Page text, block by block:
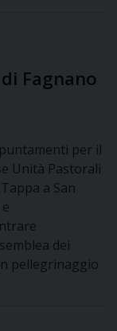
Fagnano
per il
Unità Pastorali
a San
dei
pellegrinaggio